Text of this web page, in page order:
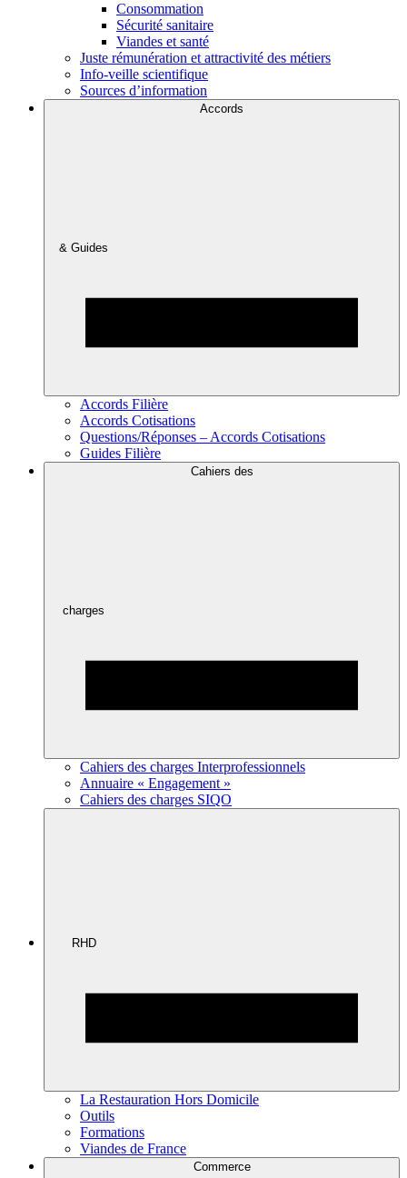
Consommation
Sécurité sanitaire
Viandes et santé
Juste rémunération et attractivité des métiers
Info-veille scientifique
Sources d’information
Accords
& Guides
Accords Filière
Accords Cotisations
Questions/Réponses – Accords Cotisations
Guides Filière
Cahiers des
charges
Cahiers des charges Interprofessionnels
Annuaire « Engagement »
Cahiers des charges SIQO
RHD
La Restauration Hors Domicile
Outils
Formations
Viandes de France
Commerce